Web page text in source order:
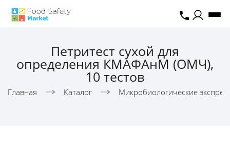
Петритест сухой для
определения КМАФАнМ (ОМЧ),
10 тестов
Главная Каталог Микробиологические